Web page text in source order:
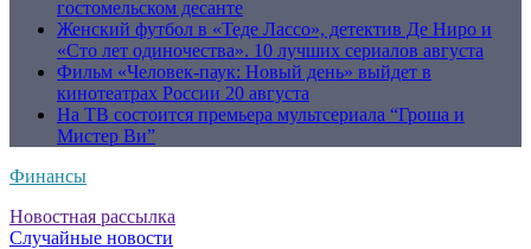
гостомельском десанте
Женский футбол в «Теде Лассо», детектив Де Ниро и
«Сто лет одиночества». 10 лучших сериалов августа
Фильм «Человек-паук: Новый день» выйдет в
кинотеатрах России 20 августа
На ТВ состоится премьера мультсериала “Гроша и
Мистер Ви”
Финансы
Новостная рассылка
Случайные новости